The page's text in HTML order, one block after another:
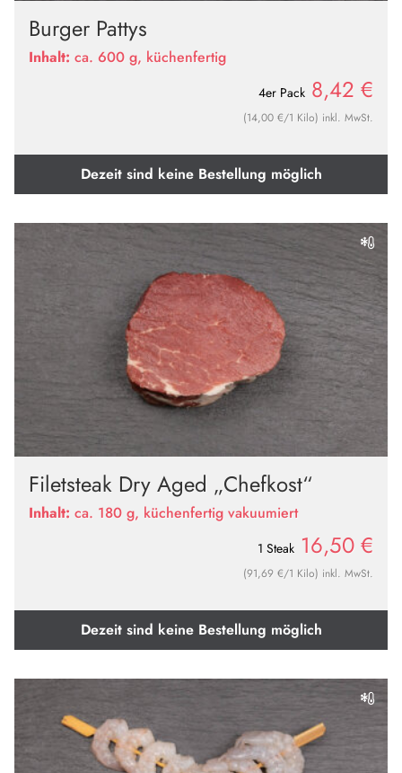
Burger Pattys
Inhalt: ca. 600 g, küchenfertig
4er Pack 8,42 €
(14,00 €/1 Kilo) inkl. MwSt.
Dezeit sind keine Bestellung möglich
Filetsteak Dry Aged „Chefkost“
Inhalt: ca. 180 g, küchenfertig vakuumiert
1 Steak 16,50 €
(91,69 €/1 Kilo) inkl. MwSt.
Dezeit sind keine Bestellung möglich